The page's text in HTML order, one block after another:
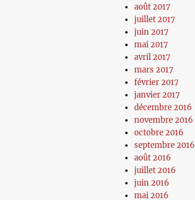
août 2017
juillet 2017
juin 2017
mai 2017
avril 2017
mars 2017
février 2017
janvier 2017
décembre 2016
novembre 2016
octobre 2016
septembre 2016
août 2016
juillet 2016
juin 2016
mai 2016